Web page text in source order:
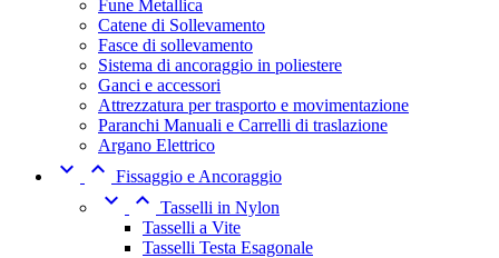
Fune Metallica
Catene di Sollevamento
Fasce di sollevamento
Sistema di ancoraggio in poliestere
Ganci e accessori
Attrezzatura per trasporto e movimentazione
Paranchi Manuali e Carrelli di traslazione
Argano Elettrico
  Fissaggio e Ancoraggio
  Tasselli in Nylon
Tasselli a Vite
Tasselli Testa Esagonale